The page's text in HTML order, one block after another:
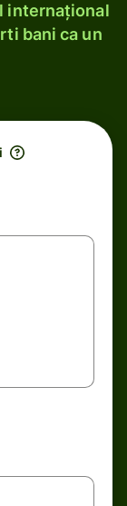
internațional
bani ca un